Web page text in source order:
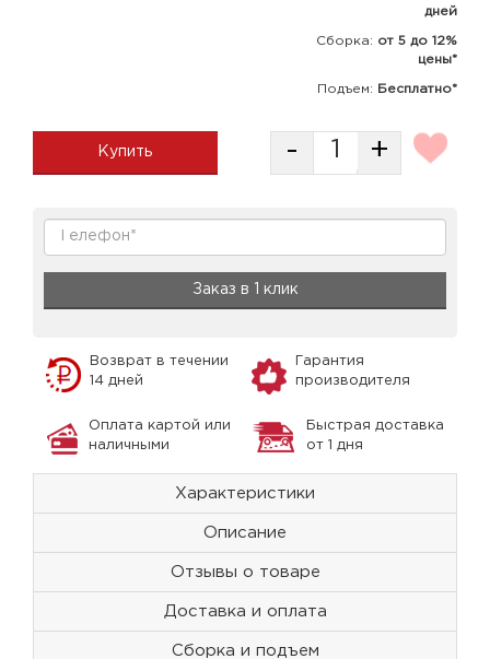
дней
Сборка: от 5 до 12%
цены*
Подъем: Бесплатно*
Купить - +
Заказ в 1 клик
Возврат в течении
14 дней
Гарантия
производителя
Оплата картой или
наличными
Быстрая доставка
от 1 дня
Характеристики
Описание
Отзывы о товаре
Доставка и оплата
Сборка и подъем